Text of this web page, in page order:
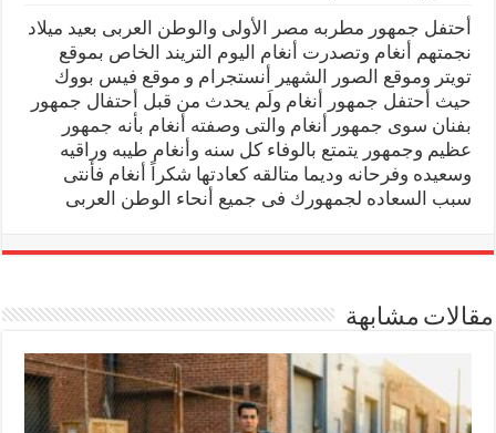
أحتفل جمهور مطربه مصر الأولى والوطن العربى بعيد ميلاد
نجمتهم أنغام وتصدرت أنغام اليوم التريند الخاص بموقع
تويتر وموقع الصور الشهير أنستجرام و موقع فيس بووك
حيث أحتفل جمهور أنغام ولَم يحدث من قبل أحتفال جمهور
بفنان سوى جمهور أنغام والتى وصفته أنغام بأنه جمهور
عظيم وجمهور يتمتع بالوفاء كل سنه وأنغام طيبه وراقيه
وسعيده وفرحانه وديما متالقه كعادتها شكراً أنغام فأنتى
سبب السعاده لجمهورك فى جميع أنحاء الوطن العربى
مقالات مشابهة